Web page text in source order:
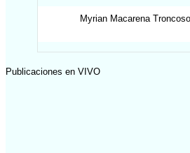
Myrian Macarena
Publicaciones en VIVO